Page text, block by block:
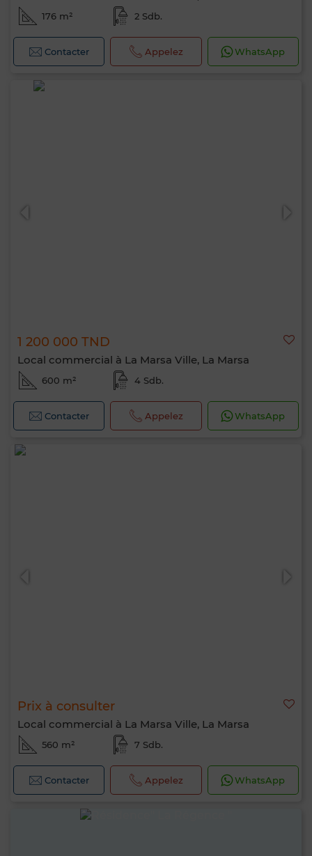
176 m² 2 Sdb.
Contacter Appelez WhatsApp
1 200 000 TND
Local commercial à La Marsa Ville, La Marsa
600 m² 4 Sdb.
Contacter Appelez WhatsApp
Prix à consulter
Local commercial à La Marsa Ville, La Marsa
560 m² 7 Sdb.
Contacter Appelez WhatsApp
Bonjour, je suis MIA. Quel critère souhaitez-
vous appliquer maintenant ?